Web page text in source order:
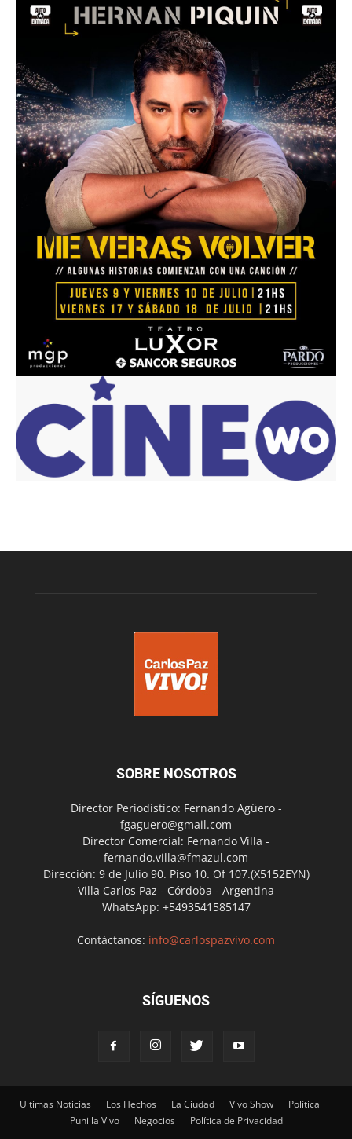
SOBRE NOSOTROS
Director Periodístico: Fernando Agüero -
fgaguero@gmail.com
Director Comercial: Fernando Villa -
fernando.villa@fmazul.com
Dirección: 9 de Julio 90. Piso 10. Of 107.(X5152EYN)
Villa Carlos Paz - Córdoba - Argentina
WhatsApp: +5493541585147
Contáctanos: info@carlospazvivo.com
SÍGUENOS
Ultimas Noticias Los Hechos La Ciudad Vivo Show
Política
Punilla Vivo
Negocios Política de Privacidad